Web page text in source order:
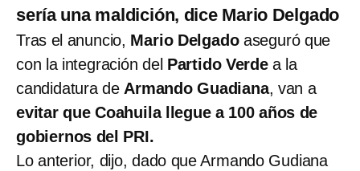
sería una maldición, dice Mario Delgado
Tras el anuncio, Mario Delgado aseguró que
con la integración del Partido Verdea la
candidatura de Armando Guadiana, van a
evitar que Coahuila llegue a 100 años de
gobiernos del PRI.
Lo anterior, dijo, dado que Armando Gudiana